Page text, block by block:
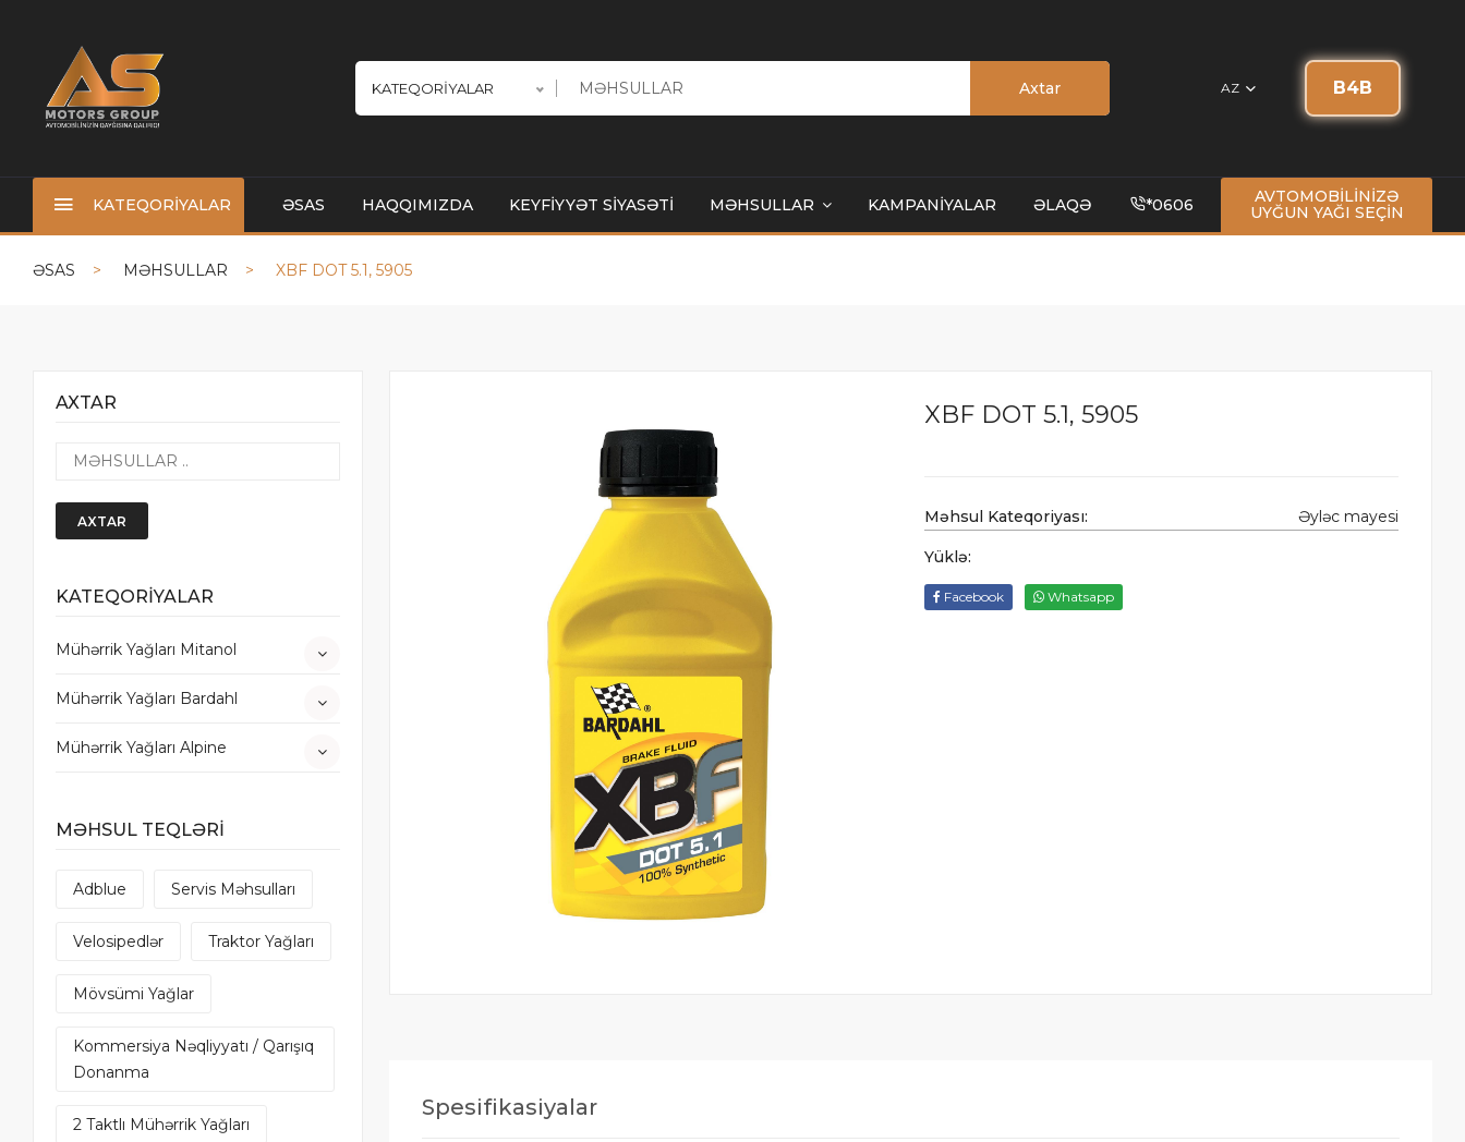
KATEQORİYALAR Axtar AZ B4B
KATEQORİYALAR ƏSAS HAQQIMIZDA KEYFİYYƏT SİYASƏTİ MƏHSULLAR KAMPANİYALAR ƏLAQƏ *0606
AVTOMOBİLİNİZƏ
UYĞUN YAĞI SEÇİN
ƏSAS MƏHSULLAR XBF DOT 5.1, 5905
AXTAR
AXTAR
KATEQORİYALAR
Mühərrik Yağları Mitanol
Mühərrik Yağları Bardahl
Mühərrik Yağları Alpine
MƏHSUL TEQLƏRİ
Adblue Servis Məhsulları
Velosipedlər Traktor Yağları
Mövsümi Yağlar
Kommersiya Nəqliyyatı / Qarışıq
Donanma
2 Taktlı Mühərrik Yağları
XBF DOT 5.1, 5905
Məhsul Kateqoriyası: Əyləc mayesi
Yüklə:
Facebook Whatsapp
Spesifikasiyalar